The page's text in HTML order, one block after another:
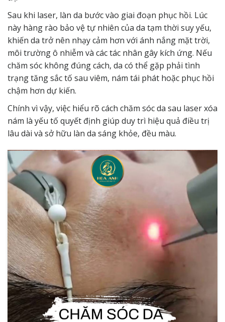
Sau khi laser, làn da bước vào giai đoạn phục hồi. Lúc
này hàng rào bảo vệ tự nhiên của da tạm thời suy yếu,
khiến da trở nên nhạy cảm hơn với ánh nắng mặt trời,
môi trường ô nhiễm và các tác nhân gây kích ứng. Nếu
chăm sóc không đúng cách, da có thể gặp phải tình
trạng tăng sắc tố sau viêm, nám tái phát hoặc phục hồi
chậm hơn dự kiến.
Chính vì vậy, việc hiểu rõ cách chăm sóc da sau laser xóa
nám là yếu tố quyết định giúp duy trì hiệu quả điều trị
lâu dài và sở hữu làn da sáng khỏe, đều màu.